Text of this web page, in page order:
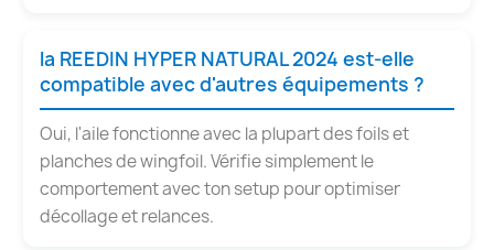
la REEDIN HYPER NATURAL 2024 est-elle
compatible avec d'autres équipements ?
Oui, l'aile fonctionne avec la plupart des foils et
planches de wingfoil. Vérifie simplement le
comportement avec ton setup pour optimiser
décollage et relances.